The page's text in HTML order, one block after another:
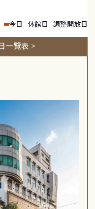
今日 休館日 調整開放日
一覽表 >